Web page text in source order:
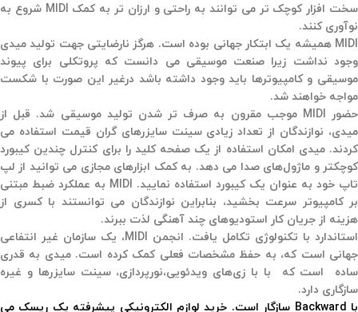
سخت افزار کوچک تر می توانند به راحتی و ارزان تر به کمک MIDI شروع به
نوآوری کنند.
MIDI همیشه یک ابتکار جهانی بوده است.
هرگز نارضایتی جهت تولید میدی
وجود نداشت زیرا صنعت موسیقی می دانست که پروتکلی برای پیوند
موسیقی و کامپیوترها باید وجود داشته باشد درغیر این صورت با شکست
مواجه خواهند شد.
حضور MIDI موجب مقرون به صرف تر شدن تولید موسیقی شد.
قبل از
میدی،‌ نوازندگان از تعداد زیادی سینت سایزرهای گران قیمت استفاده می
کردند. میدی امکان استفاده از یک صفحه کلید را برای کنترل چندین کیبورد
کوچکتر و ماژول‌های صدا می دهد. به کمک ابزارهای مجازی می توانید از لپ
تاپ خود به عنوان یک کیبورد استفاده نمایید. MIDI به عملکرد ضبط مبتنی
بر کامپیوتر سرعت بخشید،‌ بنابراین نوازندگان می توانستند با کسری از
هزینه از جریان کار استودیوهای چند آهنگی لذت ببرند.
استاندارد با تکنولوژی تکامل یافت.
انجمن MIDI، یک سازمان غیر انتفاعی
جهانی است که،‌ به حفظ مشخصات فعلی کمک کرده است. میدی به قدری
ساده است که با با زی‌های ویدئویی،‌نورپردازی‌، سینت سایزرها و غیره
سازگاری دارد.
با Backward سازگار است.
خرید لوازم الکترونیکی پیشرفته یک ریسک می